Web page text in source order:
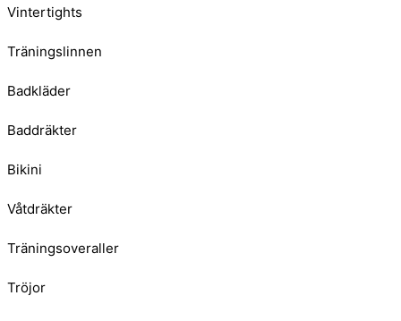
Vintertights
Träningslinnen
Badkläder
Baddräkter
Bikini
Våtdräkter
Träningsoveraller
Tröjor